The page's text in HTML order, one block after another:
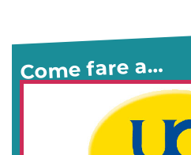
Come fare a…